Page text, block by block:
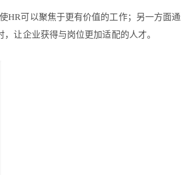
可以聚焦于更有价值的工作；另一方面
让企业获得与岗位更加适配的人才。